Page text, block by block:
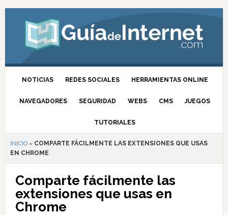
NOTICIAS REDES SOCIALES HERRAMIENTAS ONLINE
NAVEGADORES SEGURIDAD WEBS CMS JUEGOS
TUTORIALES
INICIO» COMPARTE FÁCILMENTE LAS EXTENSIONES QUE USAS
EN CHROME
Comparte fácilmente las
extensiones que usas en
Chrome